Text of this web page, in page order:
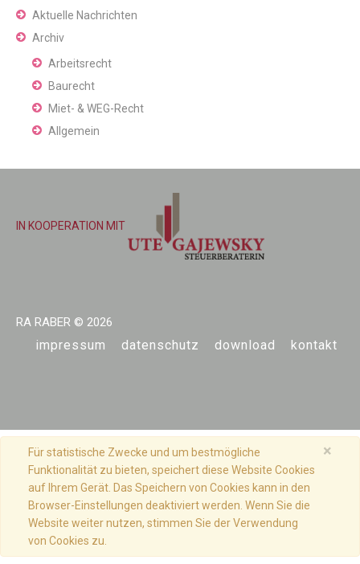
Aktuelle Nachrichten
Archiv
Arbeitsrecht
Baurecht
Miet- & WEG-Recht
Allgemein
IN KOOPERATION MIT
RA RABER © 2026
impressum datenschutz download kontakt
×
Für statistische Zwecke und um bestmögliche
Funktionalität zu bieten, speichert diese Website Cookies
auf Ihrem Gerät. Das Speichern von Cookies kann in den
Browser-Einstellungen deaktiviert werden. Wenn Sie die
Website weiter nutzen, stimmen Sie der Verwendung
von Cookies zu.